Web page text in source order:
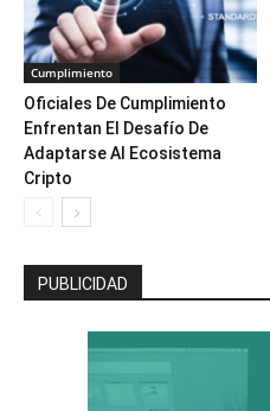
Cumplimiento
Oficiales De Cumplimiento
Enfrentan El Desafío De
Adaptarse Al Ecosistema
Cripto
PUBLICIDAD